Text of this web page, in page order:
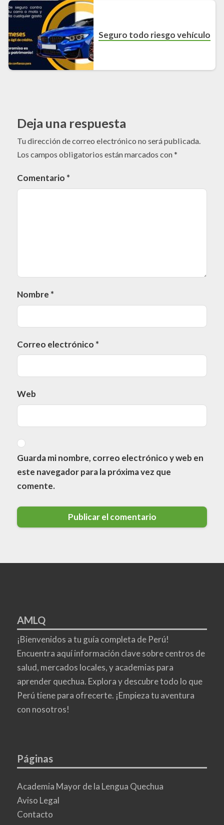
Seguro todo riesgo vehículo
Deja una respuesta
Tu dirección de correo electrónico no será publicada.
Los campos obligatorios están marcados con*
Comentario *
Nombre *
Correo electrónico *
Web
Guarda mi nombre, correo electrónico y web en
este navegador para la próxima vez que
comente.
AMLQ
¡Bienvenidos a tu guía completa de Perú!
Encuentra aquí información clave sobre centros de
salud, mercados locales, y academias para
aprender quechua. Explora y descubre todo lo que
Perú tiene para ofrecerte. ¡Empieza tu aventura
con nosotros!
Páginas
Academia Mayor de la Lengua Quechua
Aviso Legal
Contacto